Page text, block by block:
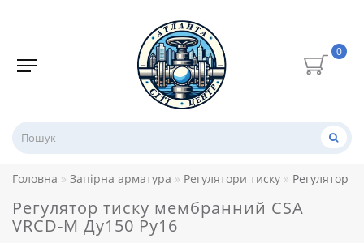
0
Головна Запірна арматура Регулятори тиску Регулятор
Регулятор тиску мембранний CSA
VRCD-M Ду150 Ру16